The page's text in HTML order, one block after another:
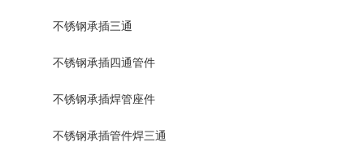
不锈钢承插三通
不锈钢承插四通管件
不锈钢承插焊管座件
不锈钢承插管件焊三通